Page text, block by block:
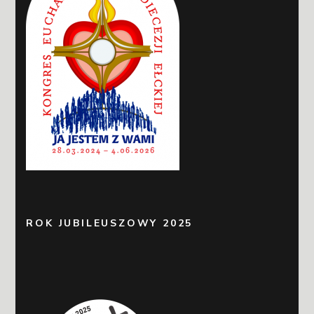
ROK JUBILEUSZOWY 2025